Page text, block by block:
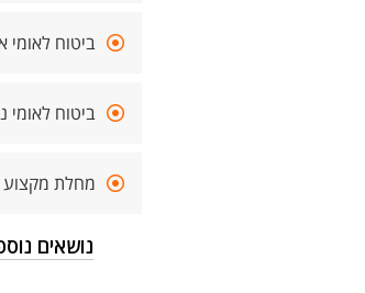
ביטוח לאומי
ביטוח לאומי
מחלת מקצוע
נושאים